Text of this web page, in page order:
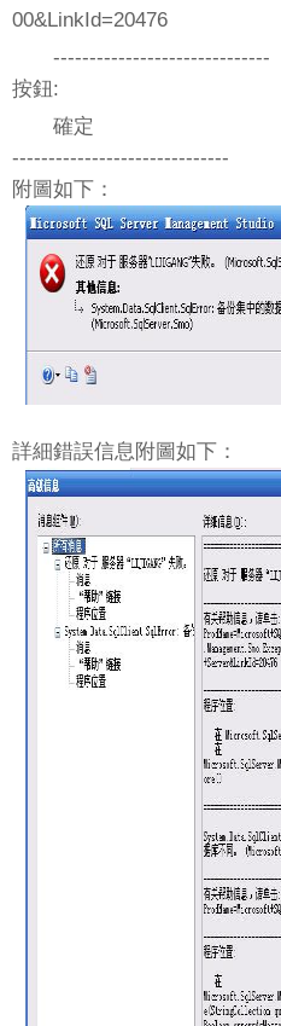
00&LinkId=20476
------------------------------
按鈕:
確定
------------------------------
附圖如下：
詳細錯誤信息附圖如下：